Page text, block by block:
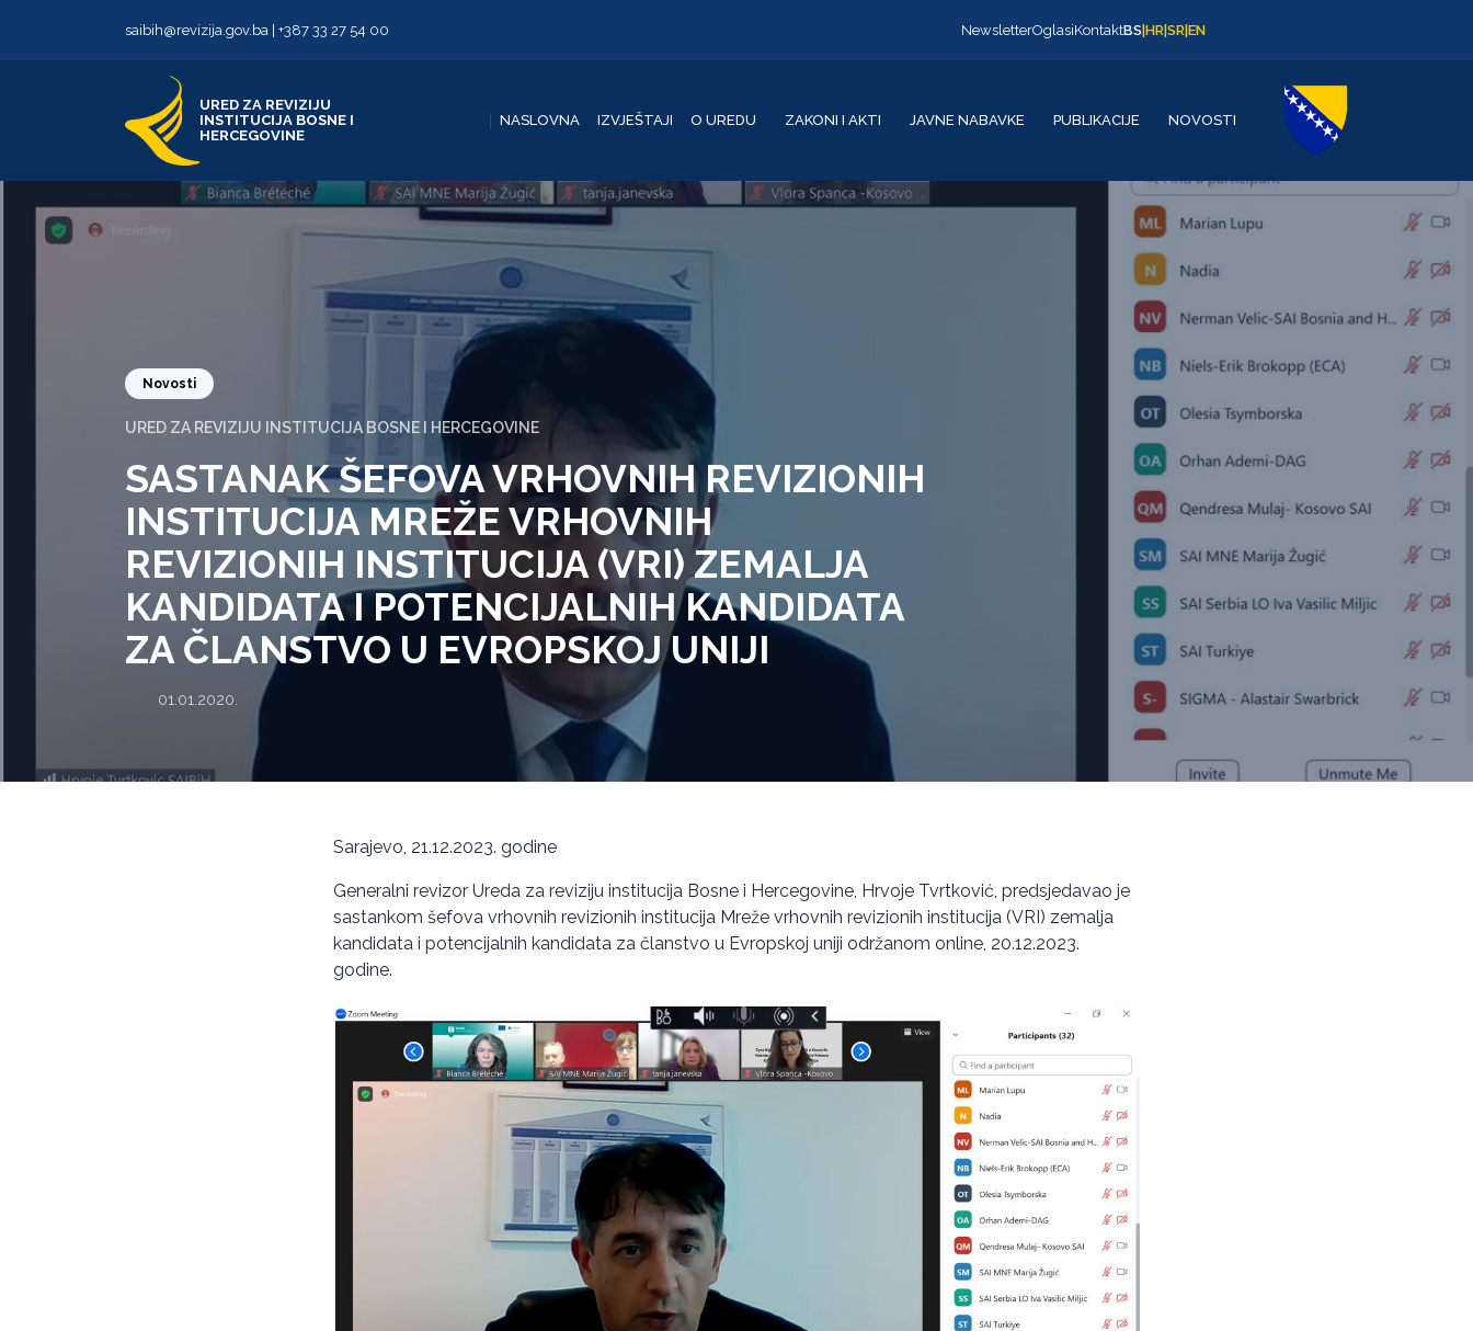
saibih@revizija.gov.ba +387 33 27 54 00 NewsletterOglasiKontaktBS HR SR EN
URED ZA REVIZIJU
INSTITUCIJA BOSNE I
HERCEGOVINE
NASLOVNA IZVJEŠTAJI O UREDU ZAKONI I AKTI JAVNE NABAVKE PUBLIKACIJE NOVOSTI
Novosti
URED ZA REVIZIJU INSTITUCIJA BOSNE I HERCEGOVINE
SASTANAK ŠEFOVA VRHOVNIH REVIZIONIH
INSTITUCIJA MREŽE VRHOVNIH
REVIZIONIH INSTITUCIJA (VRI) ZEMALJA
KANDIDATA I POTENCIJALNIH KANDIDATA
ZA ČLANSTVO U EVROPSKOJ UNIJI
01.01.2020.
Sarajevo, 21.12.2023. godine
Generalni revizor Ureda za reviziju institucija Bosne i Hercegovine, Hrvoje Tvrtković, predsjedavao je
sastankom šefova vrhovnih revizionih institucija Mreže vrhovnih revizionih institucija (VRI) zemalja
kandidata i potencijalnih kandidata za članstvo u Evropskoj uniji održanom online, 20.12.2023.
godine.